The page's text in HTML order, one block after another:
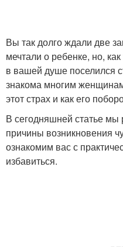
Вы так долго ждали две
мечтали о ребенке, но,
в вашей душе поселился
знакома многим
этот страх и как его
В сегодняшней статье
причины возникновения
ознакомим вас с
избавиться.